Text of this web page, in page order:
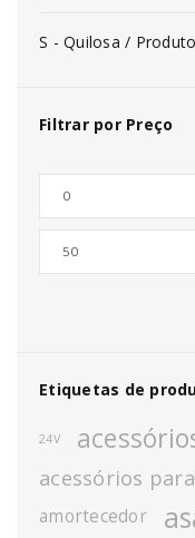
S - Quilosa /
Filtrar por Preço
Etiquetas de
24V
acessórios
amortecedor